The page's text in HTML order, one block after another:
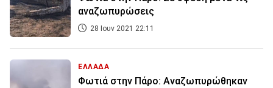
αναζωπυρώσεις
28 Ιουν 2021 22:11
ΕΛΛΑΔΑ
Φωτιά στην Πάρο: Αναζωπυρώθηκαν